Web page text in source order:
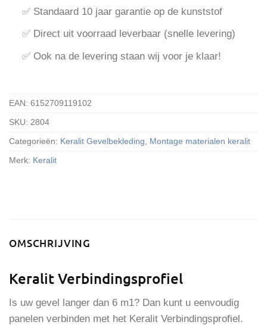
✅ Standaard 10 jaar garantie op de kunststof
✅ Direct uit voorraad leverbaar (snelle levering)
✅ Ook na de levering staan wij voor je klaar!
EAN: 6152709119102
SKU: 2804
Categorieën: Keralit Gevelbekleding Montage materialen keralit
Merk: Keralit
OMSCHRIJVING
Keralit Verbindingsprofiel
Is uw gevel langer dan 6 m1? Dan kunt u eenvoudig
panelen verbinden met het Keralit Verbindingsprofiel.